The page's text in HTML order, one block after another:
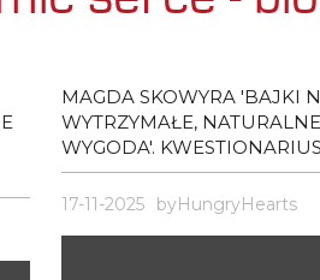
MAGDA SKOWYRA 'BAJKI
WYTRZYMAŁE,
WYGODA'.
17-11-2025 byHungryHearts